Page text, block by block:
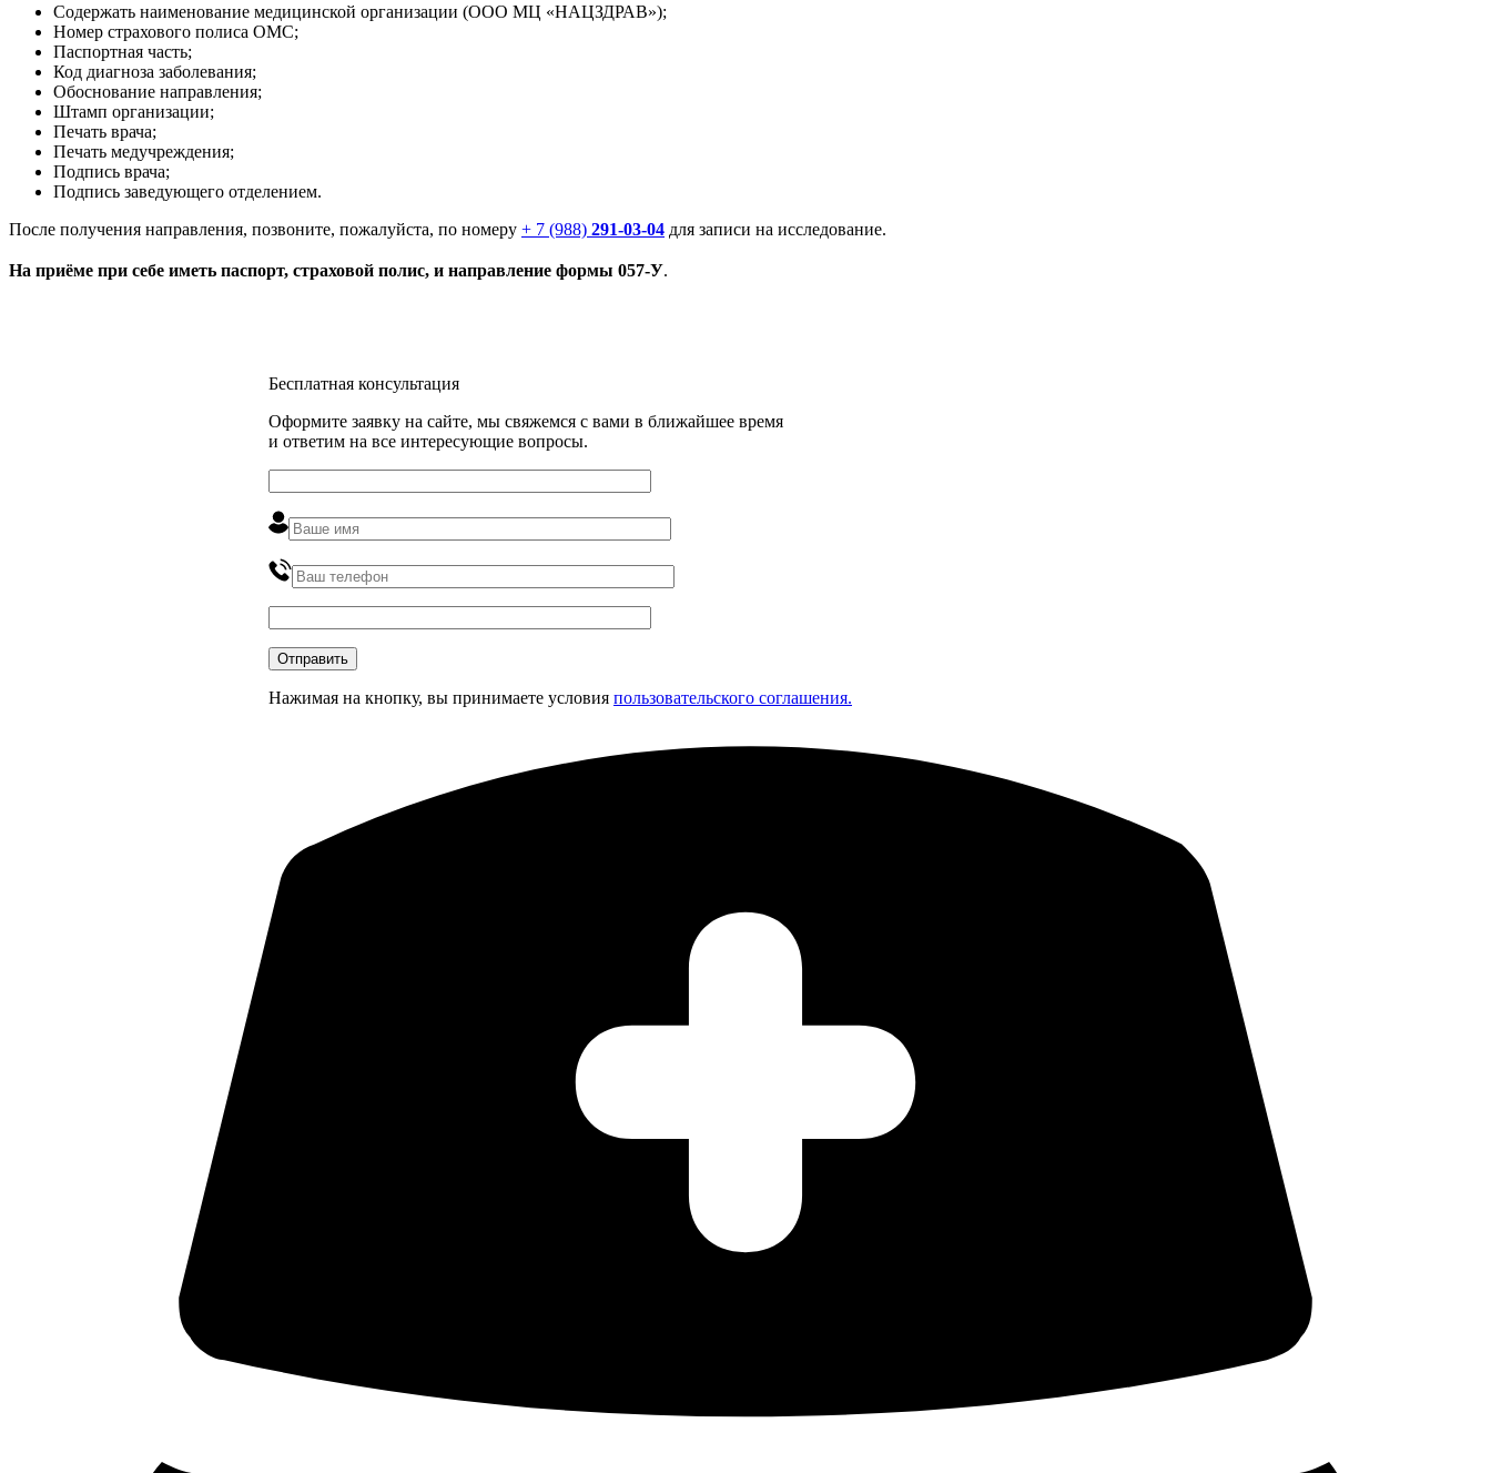
Содержать наименование медицинской организации (ООО МЦ «НАЦЗДРАВ»);
Номер страхового полиса ОМС;
Паспортная часть;
Код диагноза заболевания;
Обоснование направления;
Штамп организации;
Печать врача;
Печать медучреждения;
Подпись врача;
Подпись заведующего отделением.
После получения направления, позвоните, пожалуйста, по номеру + 7 (988) 291-03-04 для записи на исследование.
На приёме при себе иметь паспорт, страховой полис, и направление формы 057-У.
Бесплатная консультация
Оформите заявку на сайте, мы свяжемся с вами в ближайшее время
и ответим на все интересующие вопросы.
Нажимая на кнопку, вы принимаете условия пользовательского соглашения.